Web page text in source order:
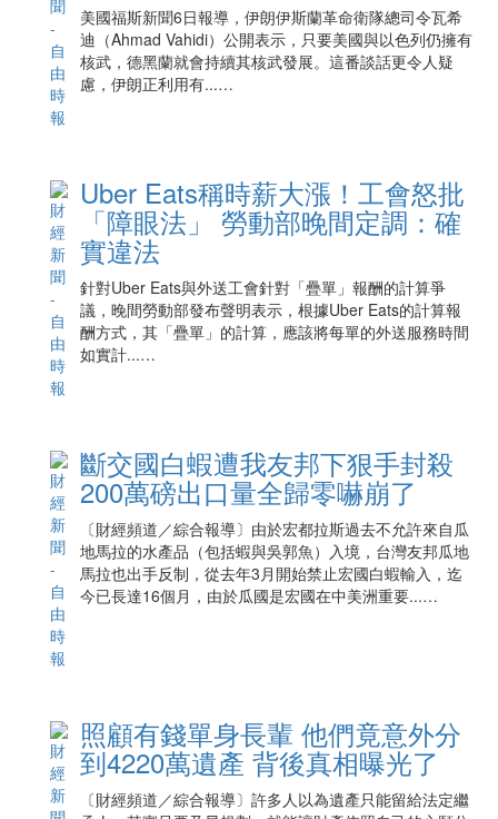
美國福斯新聞6日報導，伊朗伊斯蘭革命衛隊總司令瓦希
迪（Ahmad Vahidi）公開表示，只要美國與以色列仍擁有
核武，德黑蘭就會持續其核武發展。這番談話更令人疑
慮，伊朗正利用有...…
Uber Eats稱時薪大漲！工會怒批
「障眼法」 勞動部晚間定調：確
實違法
針對Uber Eats與外送工會針對「疊單」報酬的計算爭
議，晚間勞動部發布聲明表示，根據Uber Eats的計算報
酬方式，其「疊單」的計算，應該將每單的外送服務時間
如實計...…
斷交國白蝦遭我友邦下狠手封殺
200萬磅出口量全歸零嚇崩了
〔財經頻道／綜合報導〕由於宏都拉斯過去不允許來自瓜
地馬拉的水產品（包括蝦與吳郭魚）入境，台灣友邦瓜地
馬拉也出手反制，從去年3月開始禁止宏國白蝦輸入，迄
今已長達16個月，由於瓜國是宏國在中美洲重要...…
照顧有錢單身長輩 他們竟意外分
到4220萬遺產 背後真相曝光了
〔財經頻道／綜合報導〕許多人以為遺產只能留給法定繼